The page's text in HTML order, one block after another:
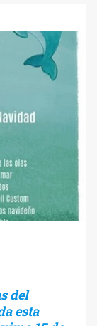
del
esta